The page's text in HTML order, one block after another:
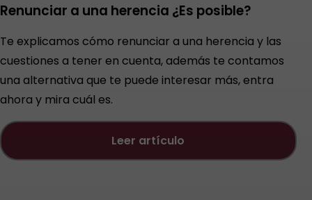
Renunciar a una herencia ¿Es posible?
Te explicamos cómo renunciar a una herencia y las
cuestiones a tener en cuenta, además te contamos
una alternativa que te puede interesar más, entra
ahora y mira cuál es.
leer artículo